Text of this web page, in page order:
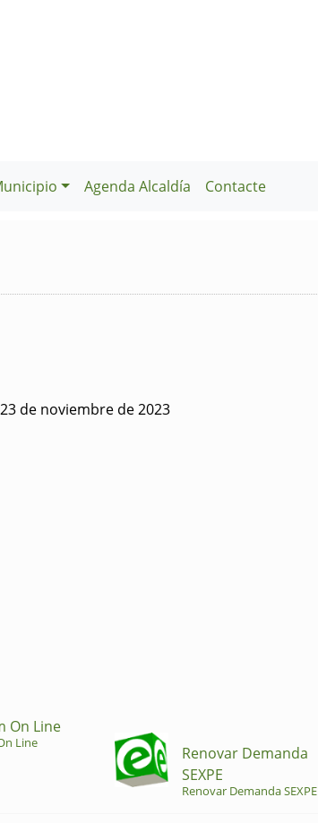
Agenda Alcaldía Contacte
de noviembre de 2023
On Line
Line
Renovar Demanda
SEXPE
Renovar Demanda SEXPE